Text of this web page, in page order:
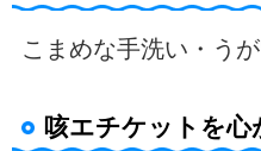
こまめな手洗い・う
咳エチケットを心